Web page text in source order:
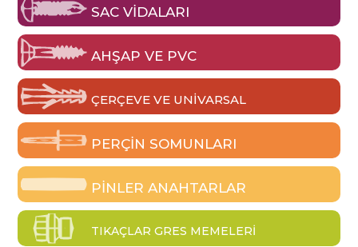
SAC VIDALARI
AHŞAP VE PVC
ÇERÇEVE VE UNIVARSAL
PERÇIN SOMUNLARI
PINLER ANAHTARLAR
TIKAÇLAR GRES MEMELERI